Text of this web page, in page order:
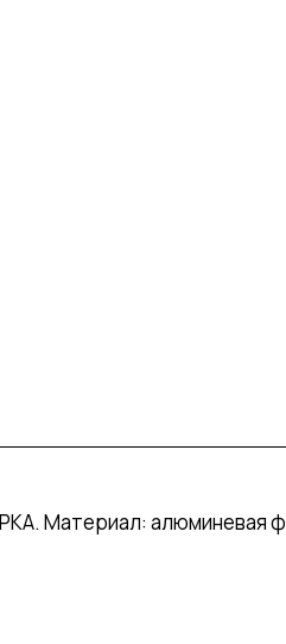
Материал: алюминевая